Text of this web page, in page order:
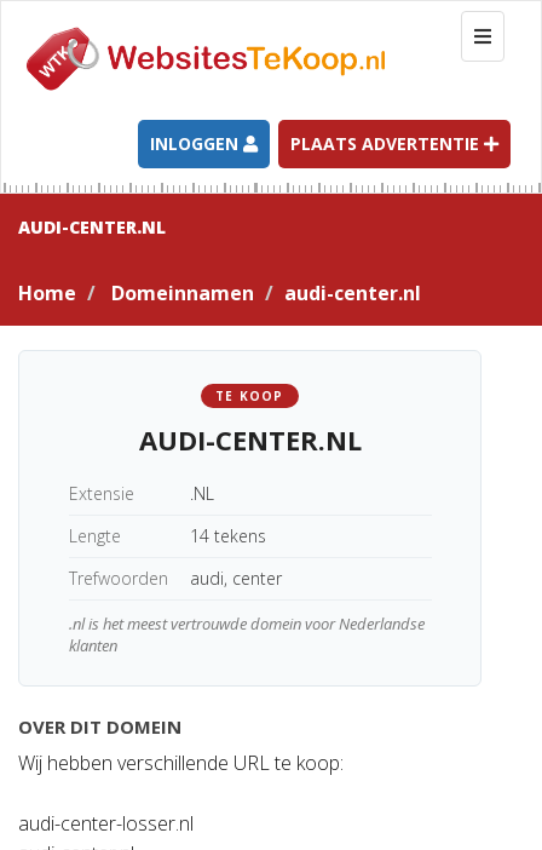
T
o
g
l
e
n
a
t
INLOGGEN PLAATS ADVERTENTIE
AUDI-CENTER.NL
Home Domeinnamen audi-center.nl
TE KOOP
AUDI-CENTER.NL
Extensie
.NL
Lengte
14 tekens
Trefwoorden
audi, center
.nl is het meest vertrouwde domein voor Nederlandse
klanten
OVER DIT DOMEIN
Wij hebben verschillende URL te koop:
audi-center-losser.nl